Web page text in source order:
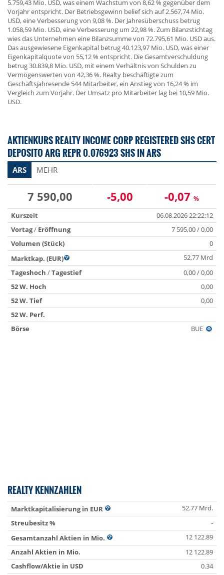
5.759,43 Mio. USD, was einem Wachstum von 8,62 % gegenüber dem
Vorjahr entspricht. Der Betriebsgewinn belief sich auf 2.567,74 Mio.
USD, eine Verbesserung von 9,08 %. Der Jahresüberschuss betrug
1.058,59 Mio. USD, eine Verbesserung um 22,98 %. Zum Bilanzstichtag
wies das Unternehmen eine Bilanzsumme von 72.795,61 Mio. USD aus.
Das ausgewiesene Eigenkapital betrug 40.123,97 Mio. USD, was einer
Eigenkapitalquote von 55,12 % entspricht. Die Gesamtverschuldung
betrug 30.839,8 Mio. USD, mit einem Verhältnis von Schulden zu
Vermögenswerten von 42,36 %. Realty beschäftigte zum
Geschäftsjahresende 544 Mitarbeiter, ein Anstieg von 16,24 % im
Vergleich zum Vorjahr. Der Umsatz pro Mitarbeiter lag bei 10,59 Mio.
USD.
AKTIENKURS REALTY INCOME CORP REGISTERED SHS CERT
DEPOSITO ARG REPR 0.076923 SHS IN ARS
ARS MEHR
7 590,00 -5,00 -0,07 %
Kurszeit
06.08.2026 22:22:12
Vortag/ Eröffnung
7 595,00 / 0,00
Volumen (Stück)
0
Marktkap. (EUR)
52,77 Mrd
Tageshoch /Tagestief
0,00 / 0,00
52 W. Hoch
0,00
52 W. Tief
0,00
52 W. Perf.
Börse
BUE
REALTY KENNZAHLEN
Marktkapitalisierung in EUR
52.77 Mrd.
Streubesitz %
-
Gesamtanzahl Aktien in Mio.
12 122.89
Anzahl Aktien in Mio.
12 122.89
Cashflow/Aktie in USD
0.34